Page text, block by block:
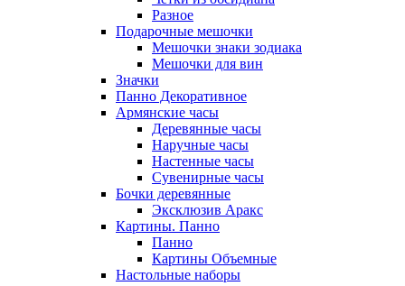
Разное
Подарочные мешочки
Мешочки знаки зодиака
Мешочки для вин
Значки
Панно Декоративное
Армянские часы
Деревянные часы
Наручные часы
Настенные часы
Сувенирные часы
Бочки деревянные
Эксклюзив Аракс
Картины. Панно
Панно
Картины Объемные
Настольные наборы